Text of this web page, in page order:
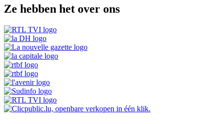
Ze hebben het over ons